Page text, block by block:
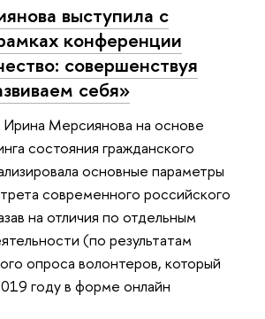
выступила с
конференции
совершенствуя
себя»
Мерсиянова на основе
состояния гражданского
основные параметры
современного российского
на отличия по отдельным
(по результатам
опроса волонтеров, который
году в форме онлайн